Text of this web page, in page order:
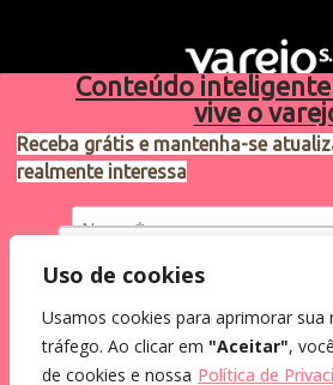
Conteúdo
vive o
Receba grátis e mantenha-se
realmente interessa
Eu concordo em receber
Ao informar meus dados, eu
Utilizamos cookies para
como você interage em
personalizar conteúdo.
Uso de cookies
Usamos cookies para aprimorar sua
tráfego. Ao clicar em "Aceitar",
de cookies e nossa Política de
Sugestões de
2024®. Todos os direitos